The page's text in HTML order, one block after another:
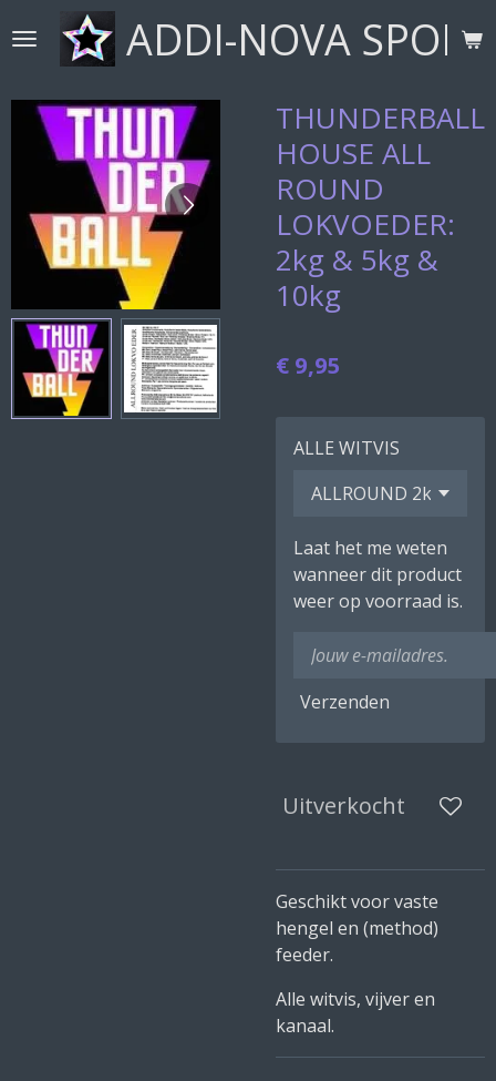
direct
de
hoofdinhoud
ADDI-NOVA
THUNDERBALL
HOUSE ALL
ROUND
LOKVOEDER:
2kg & 5kg &
10kg
€ 9,95
ALLE WITVIS
Laat het me weten
wanneer dit product
weer op voorraad is.
Verzenden
Uitverkocht
Geschikt voor vaste
hengel en (method)
feeder.
Alle witvis, vijver en
kanaal.